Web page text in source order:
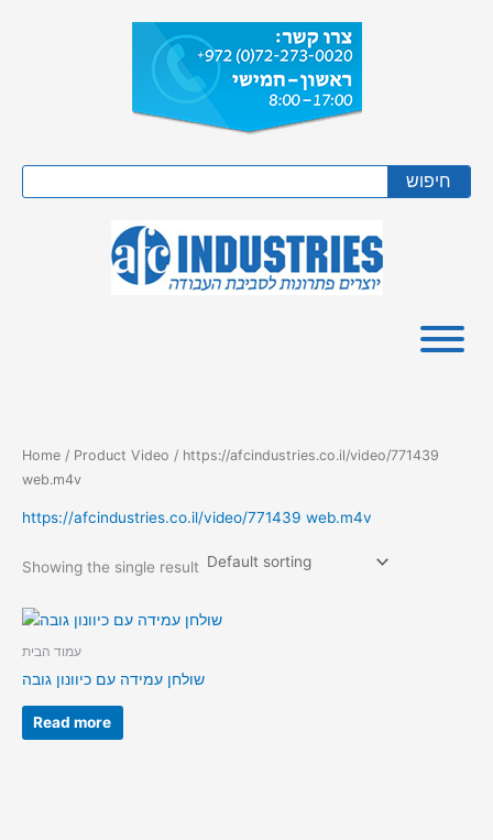
חיפוש
Home / Product Video / https://afcindustries.co.il/video/771439
web.m4v
https://afcindustries.co.il/video/771439 web.m4v
Showing the single result
עמוד הבית
שולחן עמידה עם כיוונון גובה
Read more